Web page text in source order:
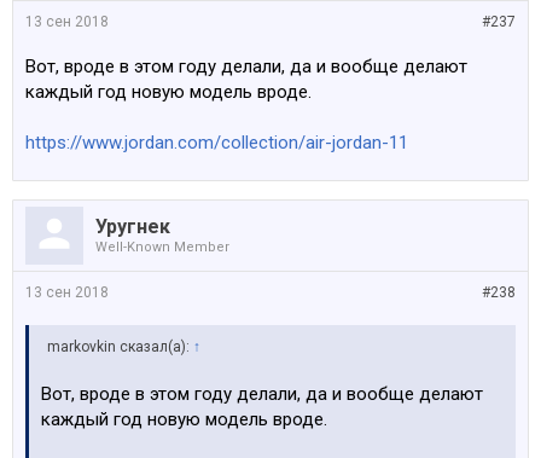
#237
13 сен 2018
Вот, вроде в этом году делали, да и вообще делают
каждый год новую модель вроде.
https://www.jordan.com/collection/air-jordan-11
Уругнек
Well-Known Member
#238
13 сен 2018
markovkin сказал(а): ↑
Вот, вроде в этом году делали, да и вообще делают
каждый год новую модель вроде.